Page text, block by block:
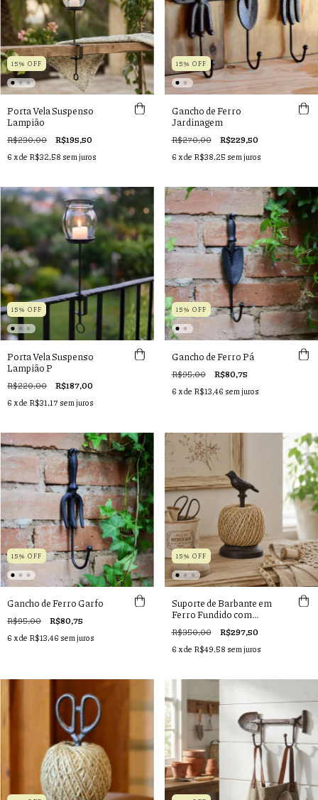
15% OFF
Porta Vela Suspenso
Lampião
R$230,00 R$195,50
6 x de R$32,58 sem juros
15% OFF
Gancho de Ferro
Jardinagem
R$270,00 R$229,50
6 x de R$38,25 sem juros
15% OFF
Porta Vela Suspenso
Lampião P
R$220,00 R$187,00
6 x de R$31,17 sem juros
15% OFF
Gancho de Ferro Pá
R$95,00 R$80,75
6 x de R$13,46 sem juros
15% OFF
Gancho de Ferro Garfo
R$95,00 R$80,75
6 x de R$13,46 sem juros
15% OFF
Suporte de Barbante em
Ferro Fundido com
R$350,00 R$297,50
6 x de R$49,58 sem juros